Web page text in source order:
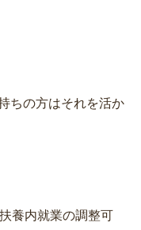
ちの方はそれを活か
養内就業の調整可